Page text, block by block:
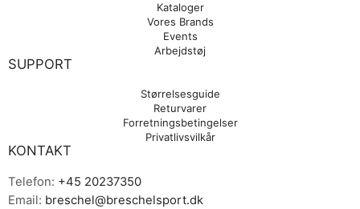
Kataloger
Vores Brands
Events
Arbejdstøj
SUPPORT
Størrelsesguide
Returvarer
Forretningsbetingelser
Privatlivsvilkår
KONTAKT
Telefon: +45 20237350
Email: breschel@breschelsport.dk